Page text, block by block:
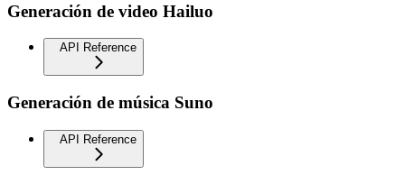
Generación de video Hailuo
API Reference
Generación de música Suno
API Reference